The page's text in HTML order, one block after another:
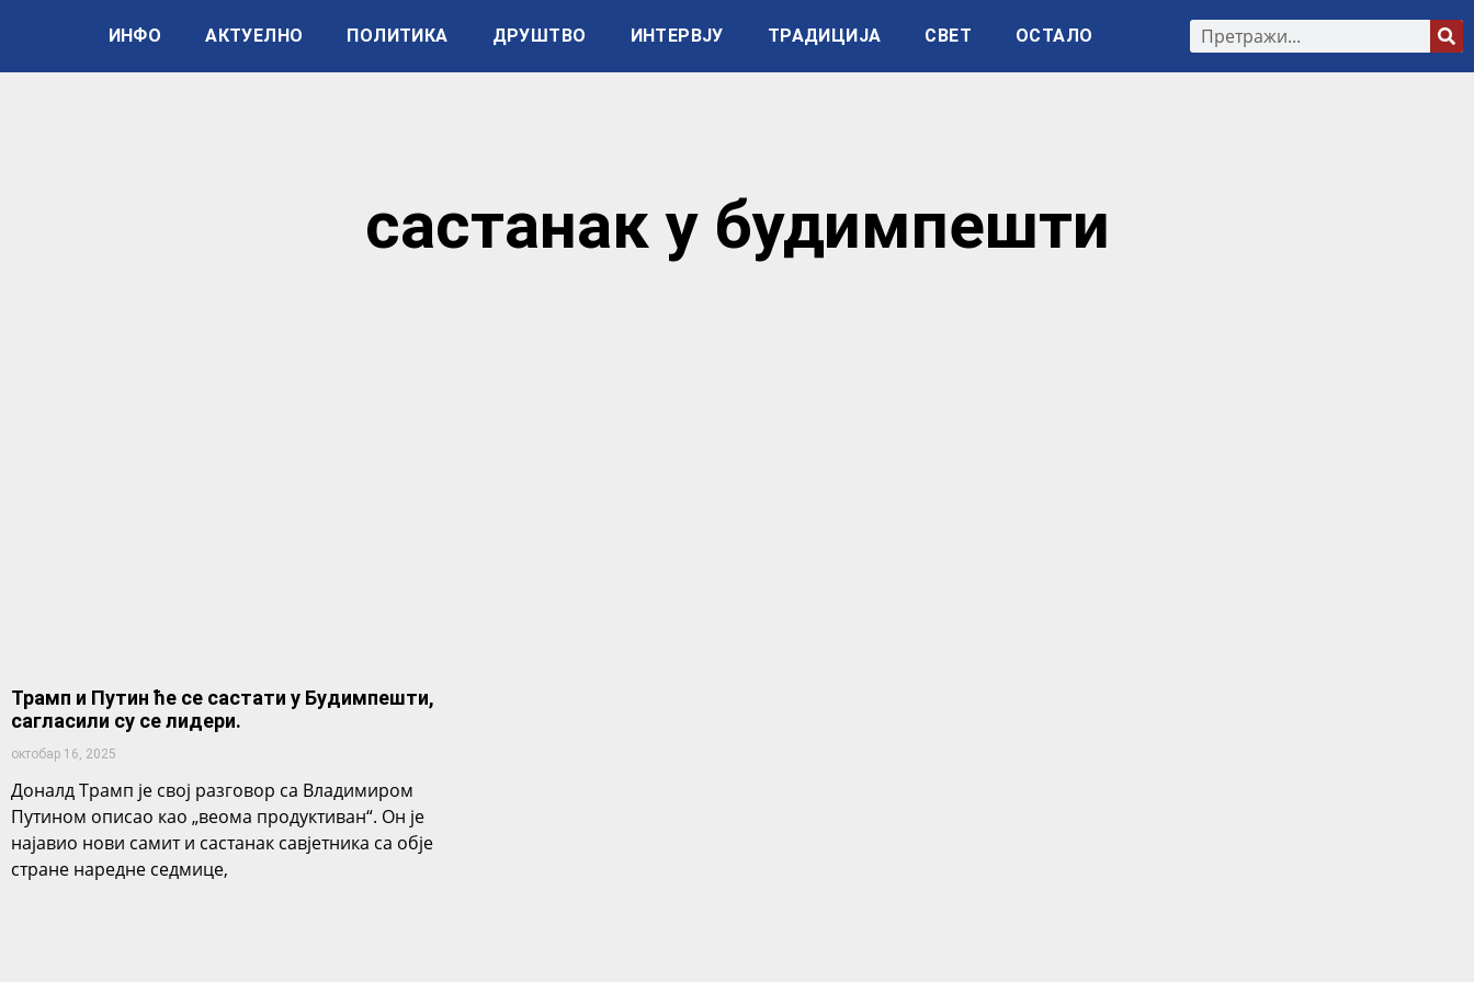
ИНФО АКТУЕЛНО ПОЛИТИКА ДРУШТВО ИНТЕРВЈУ ТРАДИЦИЈА СВЕТ ОСТАЛО
састанак у будимпешти
Трамп и Путин ће се састати у Будимпешти,
сагласили су се лидери.
октобар 16, 2025
Доналд Трамп је свој разговор са Владимиром
Путином описао као „веома продуктиван“. Он је
најавио нови самит и састанак савјетника са обје
стране наредне седмице,